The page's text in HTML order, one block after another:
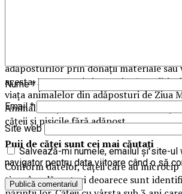
Sprijinirea adăposturilor și colaborarea
non-proft pe termen lung sunt o
educaționale și activități în acest sens,
adăposturilor prin donații materiale
acesta, Mars România continuă tradiția
viața animalelor din adăposturi de Ziua
Animalelor și donează 182.000 de porții
cățeii și pisicile fără adăpost.
Puii de căței sunt cei mai căutați
Conform datelor, cățeii care au
timp în adăposturi deoarece sunt
Nume*
Email*
Site web
Salvează-mi numele, emailul și site-ul
navigator pentru data viitoare când o să